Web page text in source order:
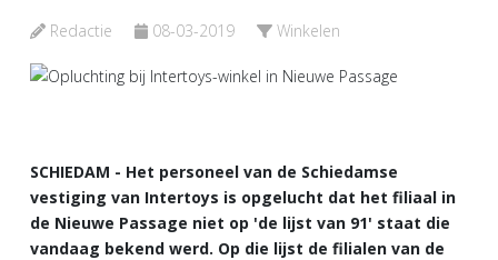
Redactie 08-03-2019 Winkelen
SCHIEDAM - Het personeel van de Schiedamse
vestiging van Intertoys is opgelucht dat het filiaal in
de Nieuwe Passage niet op 'de lijst van 91' staat die
vandaag bekend werd. Op die lijst de filialen van de